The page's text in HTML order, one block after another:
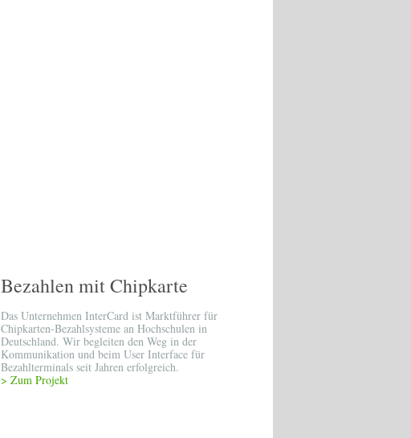
Bezahlen mit Chipkarte
Das Unternehmen InterCard ist Marktführer für
Chipkarten-Bezahlsysteme an Hochschulen in
Deutschland. Wir begleiten den Weg in der
Kommunikation und beim User Interface für
Bezahlterminals seit Jahren erfolgreich.
> Zum Projekt